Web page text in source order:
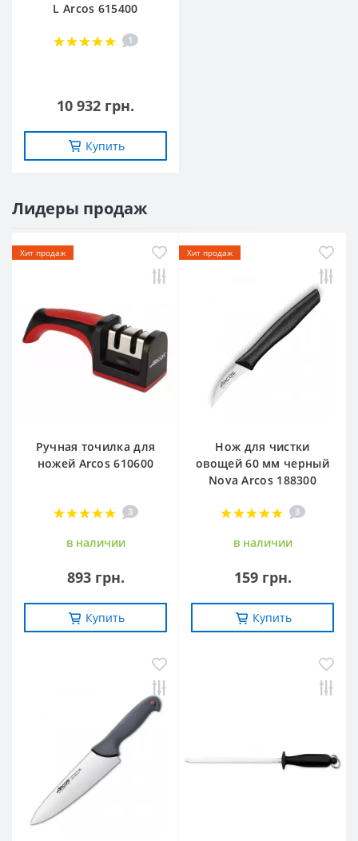
L Arcos 615400
1
10 932 грн.
Купить
Лидеры продаж
Хит продаж
Ручная точилка для
ножей Arcos 610600
3
в наличии
893 грн.
Купить
Хит продаж
Нож для чистки
овощей 60 мм черный
Nova Arcos 188300
3
в наличии
159 грн.
Купить